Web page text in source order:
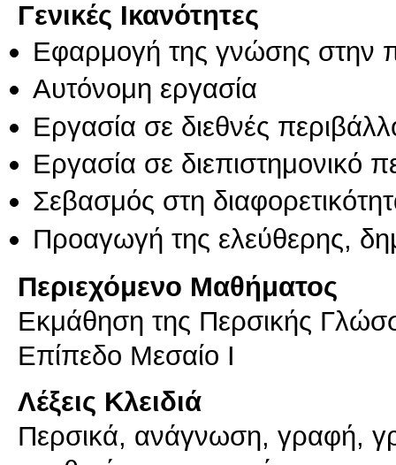
Γενικές Ικανότητες
Εφαρμογή της γνώσης στην
Αυτόνομη εργασία
Εργασία σε διεθνές
Εργασία σε διεπιστημονικό
Σεβασμός στη
Προαγωγή της ελεύθερης,
Περιεχόμενο Μαθήματος
Εκμάθηση της Περσικής
Επίπεδο Μεσαίο Ι
Λέξεις Κλειδιά
Περσικά, ανάγνωση, γραφή,